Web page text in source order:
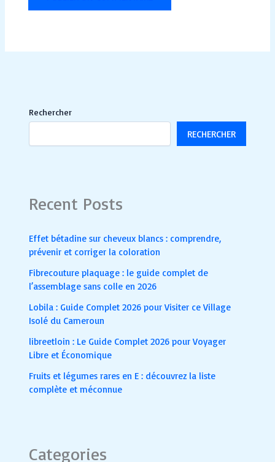
Rechercher
RECHERCHER
Recent Posts
Effet bétadine sur cheveux blancs : comprendre,
prévenir et corriger la coloration
Fibrecouture plaquage : le guide complet de
l’assemblage sans colle en 2026
Lobila : Guide Complet 2026 pour Visiter ce Village
Isolé du Cameroun
libreetloin : Le Guide Complet 2026 pour Voyager
Libre et Économique
Fruits et légumes rares en E : découvrez la liste
complète et méconnue
Categories